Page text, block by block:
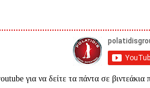
για να δείτε τα πάντα σε